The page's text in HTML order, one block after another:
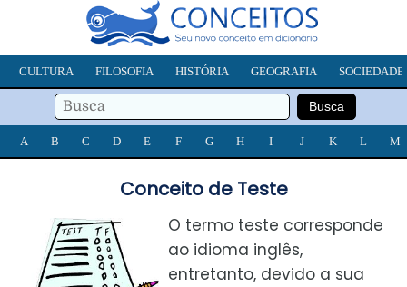
CULTURA FILOSOFIA HISTÓRIA GEOGRAFIA SOCIEDADE
A B C D E F G H I J K L M
Conceito de Teste
O termo teste corresponde
ao idioma inglês,
entretanto, devido a sua